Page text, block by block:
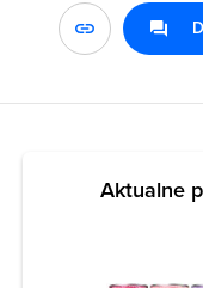
Aktualne